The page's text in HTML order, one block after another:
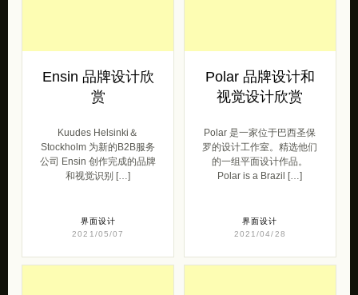
Ensin 品牌设计欣
赏
Kuudes Helsinki＆
Stockholm 为新的B2B服务
公司 Ensin 创作完成的品牌
和视觉识别 […]
界面设计
2021/05/07
Polar 品牌设计和
视觉设计欣赏
Polar 是一家位于巴西圣保
罗的设计工作室。精选他们
的一组平面设计作品。
Polar is a Brazil […]
界面设计
2021/04/28